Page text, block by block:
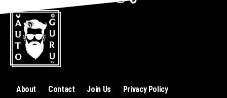
About Contact Join Us Privacy Policy